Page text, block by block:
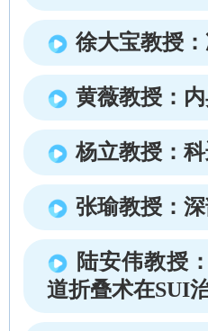
徐大宝教授
黄薇教授：
杨立教授：
张瑜教授：
陆安伟教授
道折叠术在SUI